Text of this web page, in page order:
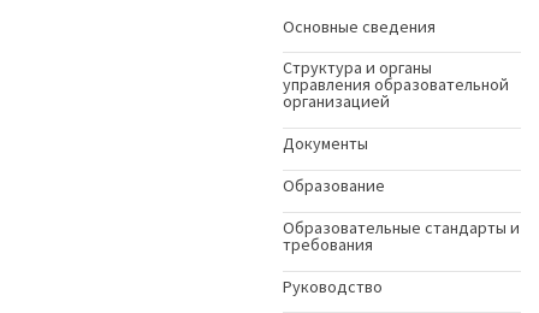
Основные сведения
Структура и органы
управления образовательной
организацией
Документы
Образование
Образовательные стандарты и
требования
Руководство